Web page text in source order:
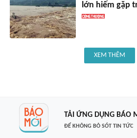
lớn hiếm gặp
XEM THÊM
TẢI ỨNG DỤNG BÁO
ĐỂ KHÔNG BỎ SÓT TIN TỨC